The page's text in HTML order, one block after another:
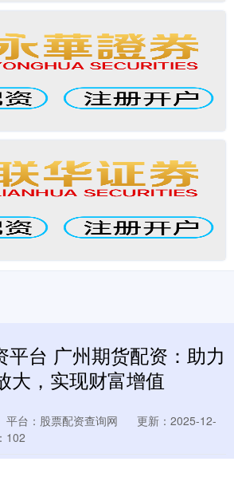
平台 广州期货配资：助力
大，实现财富增值
平台：股票配资查询网
更新：2025-12-
102